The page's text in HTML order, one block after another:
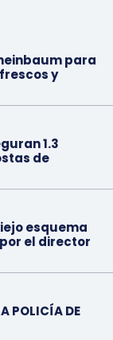
para
y
1.3
de
esquema
el director
POLICÍA DE